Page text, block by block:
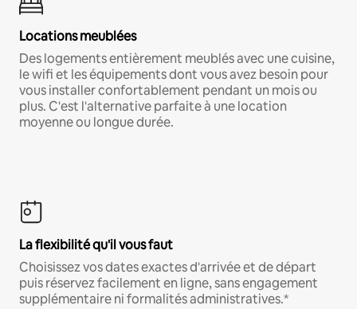
Locations meublées
Des logements entièrement meublés avec une cuisine,
le wifi et les équipements dont vous avez besoin pour
vous installer confortablement pendant un mois ou
plus. C'est l'alternative parfaite à une location
moyenne ou longue durée.
La flexibilité qu'il vous faut
Choisissez vos dates exactes d'arrivée et de départ
puis réservez facilement en ligne, sans engagement
supplémentaire ni formalités administratives.*